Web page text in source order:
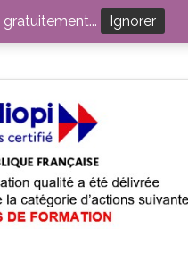
OUTILS EN SANTÉ SEXUELLE
Ignorer